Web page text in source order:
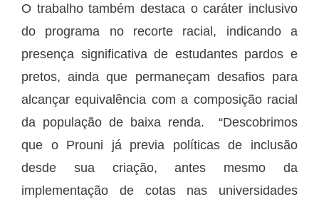
O trabalho também destaca o caráter inclusivo
do programa no recorte racial, indicando a
presença significativa de estudantes pardos e
pretos, ainda que permaneçam desafios para
alcançar equivalência com a composição racial
da população de baixa renda. “Descobrimos
que o Prouni já previa políticas de inclusão
desde sua criação, antes mesmo da
implementação de cotas nas universidades